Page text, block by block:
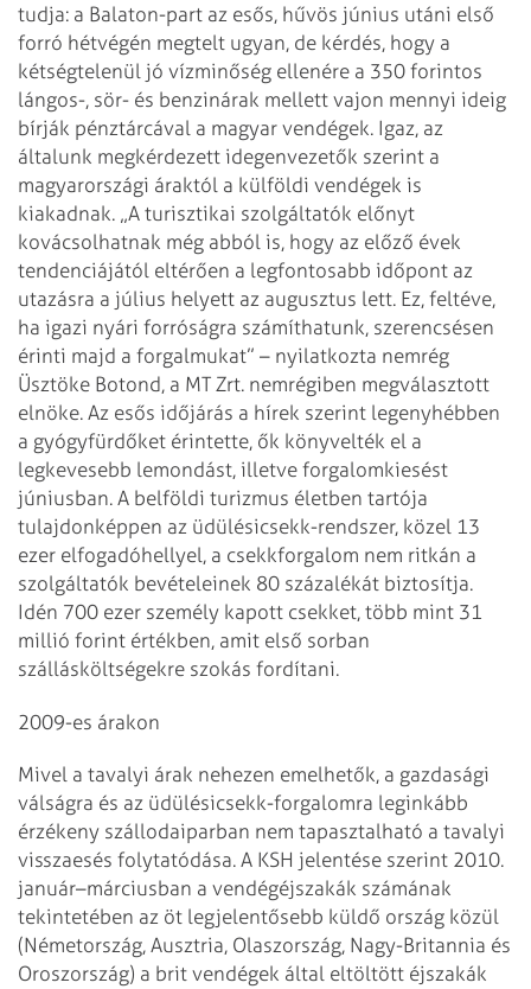
tudja: a Balaton-part az esős, hűvös június utáni első
forró hétvégén megtelt ugyan, de kérdés, hogy a
kétségtelenül jó vízminőség ellenére a 350 forintos
lángos-, sör- és benzinárak mellett vajon mennyi ideig
bírják pénztárcával a magyar vendégek. Igaz, az
általunk megkérdezett idegenvezetők szerint a
magyarországi áraktól a külföldi vendégek is
kiakadnak. „A turisztikai szolgáltatók előnyt
kovácsolhatnak még abból is, hogy az előző évek
tendenciájától eltérően a legfontosabb időpont az
utazásra a július helyett az augusztus lett. Ez, feltéve,
ha igazi nyári forróságra számíthatunk, szerencsésen
érinti majd a forgalmukat” – nyilatkozta nemrég
Üsztöke Botond, a MT Zrt. nemrégiben megválasztott
elnöke. Az esős időjárás a hírek szerint legenyhébben
a gyógyfürdőket érintette, ők könyvelték el a
legkevesebb lemondást, illetve forgalomkiesést
júniusban. A belföldi turizmus életben tartója
tulajdonképpen az üdülésicsekk-rendszer, közel 13
ezer elfogadóhellyel, a csekkforgalom nem ritkán a
szolgáltatók bevételeinek 80 százalékát biztosítja.
Idén 700 ezer személy kapott csekket, több mint 31
millió forint értékben, amit első sorban
szállásköltségekre szokás fordítani.
2009-es árakon
Mivel a tavalyi árak nehezen emelhetők, a gazdasági
válságra és az üdülésicsekk-forgalomra leginkább
érzékeny szállodaiparban nem tapasztalható a tavalyi
visszaesés folytatódása. A KSH jelentése szerint 2010.
január–márciusban a vendégéjszakák számának
tekintetében az öt legjelentősebb küldő ország közül
(Németország, Ausztria, Olaszország, Nagy-Britannia és
Oroszország) a brit vendégek által eltöltött éjszakák